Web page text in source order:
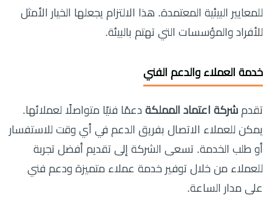
للمعايير البيئية المعتمدة. هذا الالتزام يجعلها الخيار الأمثل
للأفراد والمؤسسات التي تهتم بالبيئة.
خدمة العملاء والدعم الفني
تقدم شركة اعتماد المملكة دعمًا فنيًا متواصلًا لعملائها.
يمكن للعملاء الاتصال بفريق الدعم في أي وقت للاستفسار
أو طلب الخدمة. تسعى الشركة إلى تقديم أفضل تجربة
للعملاء من خلال توفير خدمة عملاء متميزة ودعم فني
على مدار الساعة.